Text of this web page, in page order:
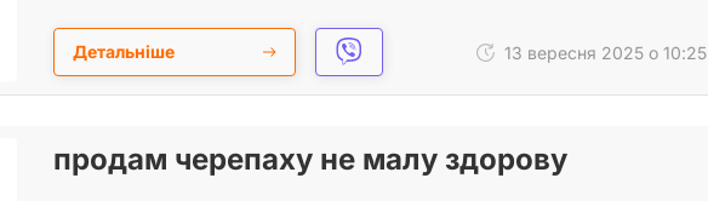
Детальніше 13 вересня 2025 о 10:25
продам черепаху не малу здорову